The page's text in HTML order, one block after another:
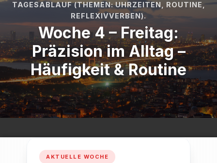
TAGESABLAUF (THEMEN: UHRZEITEN, ROUTINE,
REFLEXIVVERBEN).
Woche 4 – Freitag:
Präzision im Alltag –
Häufigkeit & Routine